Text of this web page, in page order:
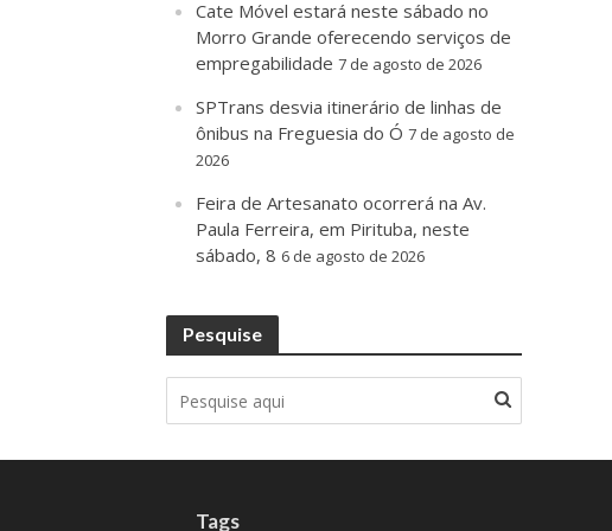
Cate Móvel estará neste sábado no
Morro Grande oferecendo serviços de
empregabilidade 7 de agosto de 2026
SPTrans desvia itinerário de linhas de
ônibus na Freguesia do Ó 7 de agosto de
2026
Feira de Artesanato ocorrerá na Av.
Paula Ferreira, em Pirituba, neste
sábado, 8 6 de agosto de 2026
Pesquise
Tags